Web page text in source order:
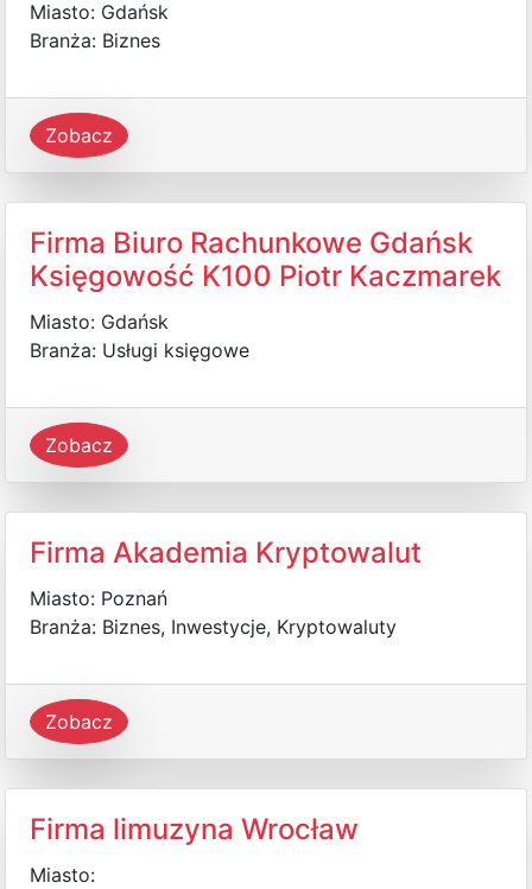
Miasto: Gdańsk
Branża: Biznes
Zobacz
Firma Biuro Rachunkowe Gdańsk
Księgowość K100 Piotr Kaczmarek
Miasto: Gdańsk
Branża: Usługi księgowe
Zobacz
Firma Akademia Kryptowalut
Miasto: Poznań
Branża: Biznes, Inwestycje, Kryptowaluty
Zobacz
Firma limuzyna Wrocław
Miasto: